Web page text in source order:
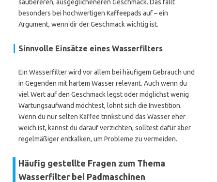
saubereren, ausgeglicheneren Geschmack. Das fällt
besonders bei hochwertigen Kaffeepads auf – ein
Argument, wenn dir der Geschmack wichtig ist.
Sinnvolle Einsätze eines Wasserfilters
Ein Wasserfilter wird vor allem bei häufigem Gebrauch und
in Gegenden mit hartem Wasser relevant. Auch wenn du
viel Wert auf den Geschmack legst oder möglichst wenig
Wartungsaufwand möchtest, lohnt sich die Investition.
Wenn du nur selten Kaffee trinkst und das Wasser eher
weich ist, kannst du darauf verzichten, solltest dafür aber
regelmäßiger entkalken, um Probleme zu vermeiden.
Häufig gestellte Fragen zum Thema
Wasserfilter bei Padmaschinen